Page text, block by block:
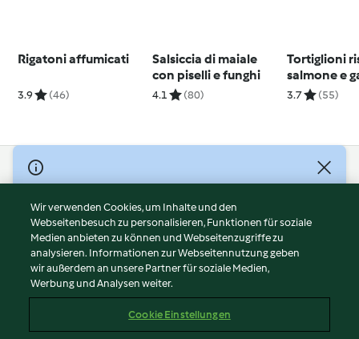
Rigatoni affumicati
3.9 (46)
Salsiccia di maiale
con piselli e funghi
4.1 (80)
Tortiglioni
salmone e
3.7 (55)
© Copyright 2026
Nutzungsbedingungen
Datenschutzrichtlinien
Disclaimer
Impressum
Cookies
Abo kündigen
Wir verwenden Cookies, um Inhalte und den
Webseitenbesuch zu personalisieren, Funktionen für soziale
Medien anbieten zu können und Webseitenzugriffe zu
analysieren. Informationen zur Webseitennutzung geben
wir außerdem an unsere Partner für soziale Medien,
Werbung und Analysen weiter.
Cookie Einstellungen